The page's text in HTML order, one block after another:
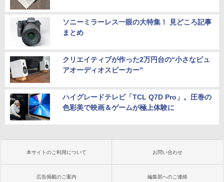
ソニーミラーレス一眼の大特集！ 見どころ記事
まとめ
クリエイティブが作った2万円台の“小さなピュ
アオーディオスピーカー”
ハイグレードテレビ「TCL Q7D Pro」。圧巻の
色彩美で映画＆ゲームが極上体験に
本サイトのご利用について お問い合わせ
広告掲載のご案内 編集部へのご連絡